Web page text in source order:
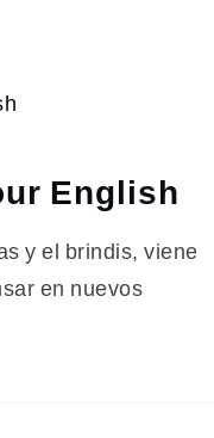
English
y el brindis, viene
en nuevos